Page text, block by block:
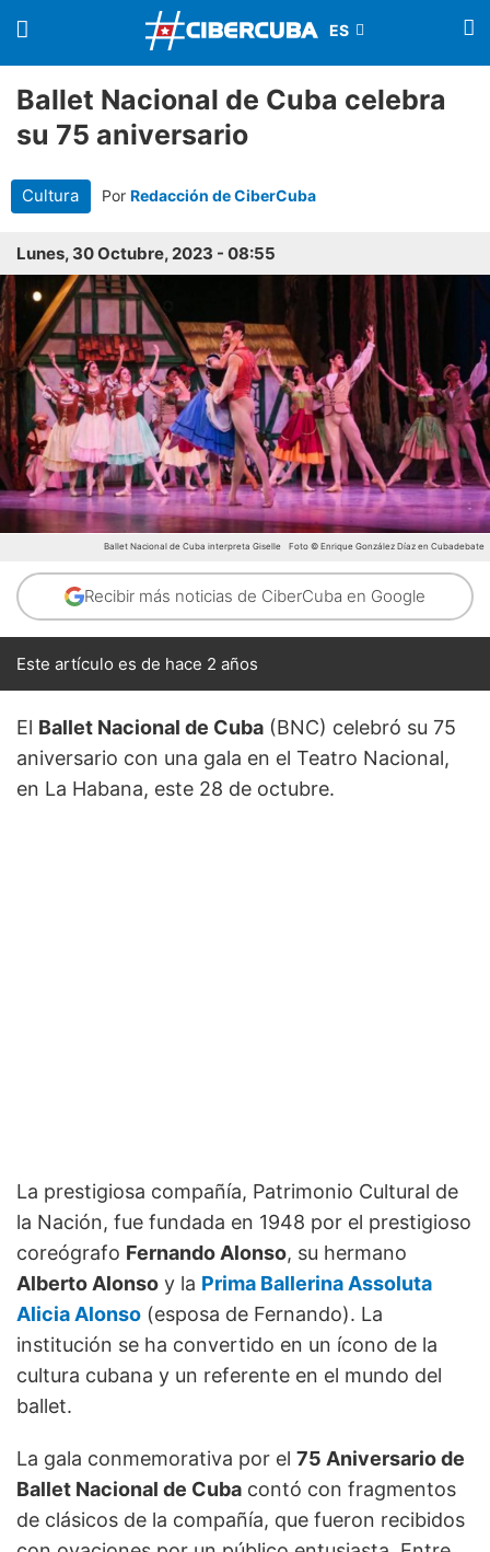
Ballet Nacional de Cuba celebra
su 75 aniversario
Cultura Por Redacción de CiberCuba
Lunes, 30 Octubre, 2023 - 08:55
Ballet Nacional de Cuba interpreta Giselle Foto © Enrique González Díaz en Cubadebate
Recibir más noticias de CiberCuba en Google
Este artículo es de hace 2 años
El Ballet Nacional de Cuba (BNC) celebró su 75
aniversario con una gala en el Teatro Nacional,
en La Habana, este 28 de octubre.
La prestigiosa compañía, Patrimonio Cultural de
la Nación, fue fundada en 1948 por el prestigioso
coreógrafo Fernando Alonso, su hermano
Alberto Alonso y la Prima Ballerina Assoluta
Alicia Alonso (esposa de Fernando). La
institución se ha convertido en un ícono de la
cultura cubana y un referente en el mundo del
ballet.
La gala conmemorativa por el 75 Aniversario de
Ballet Nacional de Cuba contó con fragmentos
de clásicos de la compañía, que fueron recibidos